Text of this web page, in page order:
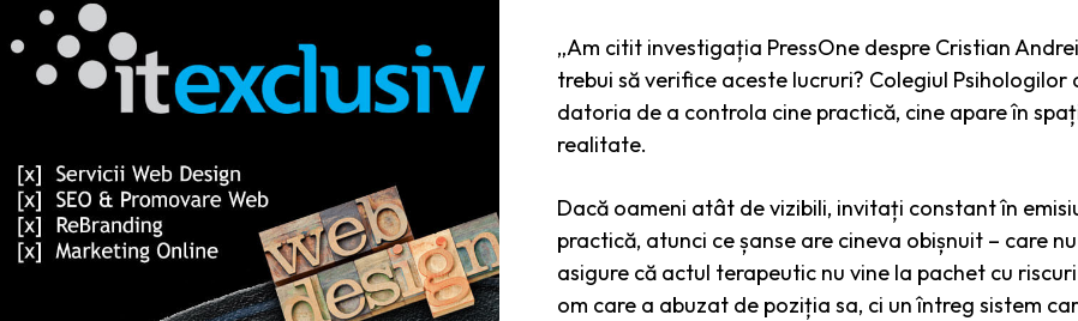
„Am citit investigația PressOne despre Cristian
trebui să verifice aceste lucruri? Colegiul
datoria de a controla cine practică, cine apare în
realitate.
Dacă oameni atât de vizibili, invitați constant în
practică, atunci ce șanse are cineva obișnuit – care
asigure că actul terapeutic nu vine la pachet cu
om care a abuzat de poziția sa, ci un întreg sistem